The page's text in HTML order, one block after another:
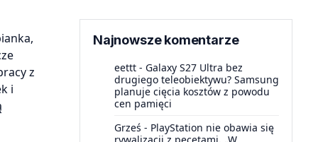
z
i
Najnowsze komentarze
eettt - Galaxy S27 Ultra bez
drugiego teleobiektywu? Samsung
planuje cięcia kosztów z powodu
cen pamięci
Grześ - PlayStation nie obawia się